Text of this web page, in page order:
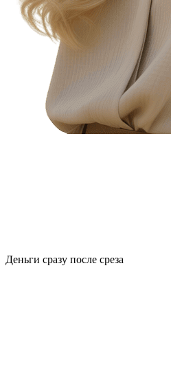
Деньги сразу после среза